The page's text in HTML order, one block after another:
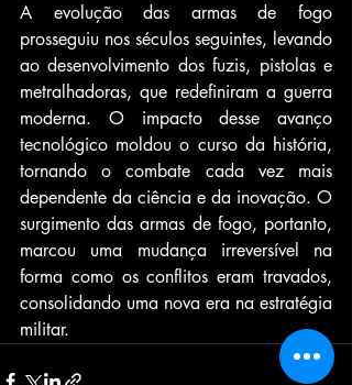
A evolução das armas de fogo
prosseguiu nos séculos seguintes, levando
ao desenvolvimento dos fuzis, pistolas e
metralhadoras, que redefiniram a guerra
moderna. O impacto desse avanço
tecnológico moldou o curso da história,
tornando o combate cada vez mais
dependente da ciência e da inovação. O
surgimento das armas de fogo, portanto,
marcou uma mudança irreversível na
forma como os conflitos eram travados,
consolidando uma nova era na estratégia
militar.